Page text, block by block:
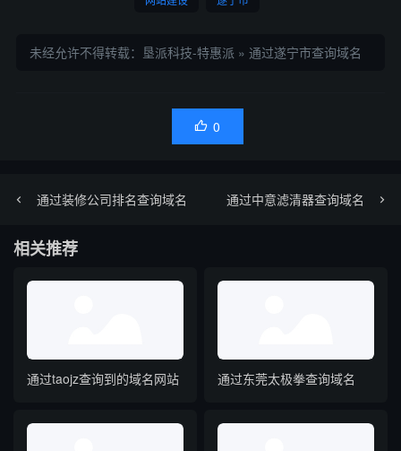
未经允许不得转载： 垦派科技-特惠派 » 通过遂宁市查询域名
 0
通过装修公司排名查询域名 通过中意滤清器查询域名
相关推荐
通过taojz查询到的域名网站 通过东莞太极拳查询域名